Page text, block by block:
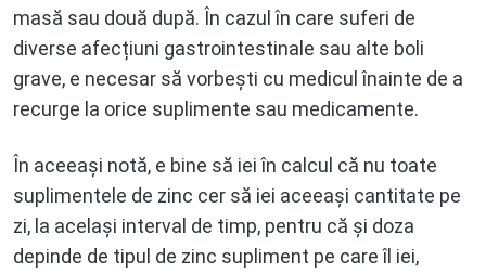
masă sau două după. În cazul în care suferi de
diverse afecțiuni gastrointestinale sau alte boli
grave, e necesar să vorbești cu medicul înainte de a
recurge la orice suplimente sau medicamente.
În aceeași notă, e bine să iei în calcul că nu toate
suplimentele de zinc cer să iei aceeași cantitate pe
zi, la același interval de timp, pentru că și doza
depinde de tipul de zinc supliment pe care îl iei,